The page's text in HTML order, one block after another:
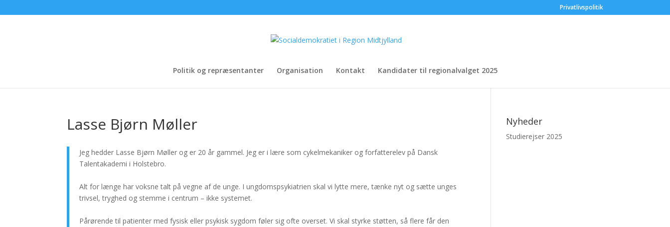
Privatlivspolitik
Politik og repræsentanter Organisation Kontakt Kandidater til regionalvalget 2025
Lasse Bjørn Møller
Jeg hedder Lasse Bjørn Møller og er 20 år gammel. Jeg er i lære som cykelmekaniker og forfatterelev på Dansk
Talentakademi i Holstebro.
Alt for længe har voksne talt på vegne af de unge. I ungdomspsykiatrien skal vi lytte mere, tænke nyt og sætte unges
trivsel, tryghed og stemme i centrum – ikke systemet.
Pårørende til patienter med fysisk eller psykisk sygdom føler sig ofte overset. Vi skal styrke støtten, så flere får den
Nyheder
Studierejser 2025